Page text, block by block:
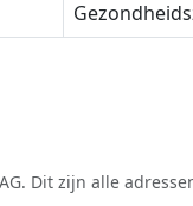
Dit zijn alle